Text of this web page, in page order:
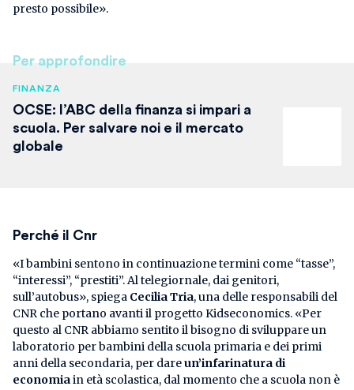
presto possibile».
Per approfondire
FINANZA
OCSE: l’ABC della finanza si impari a
scuola. Per salvare noi e il mercato
globale
Perché il Cnr
«I bambini sentono in continuazione termini come “tasse”,
“interessi”, “prestiti”. Al telegiornale, dai genitori,
sull’autobus», spiega Cecilia Tria, una delle responsabili del
CNR che portano avanti il progetto Kidseconomics. «Per
questo al CNR abbiamo sentito il bisogno di sviluppare un
laboratorio per bambini della scuola primaria e dei primi
anni della secondaria, per dareun’infarinatura di
economiain età scolastica, dal momento che a scuola non è